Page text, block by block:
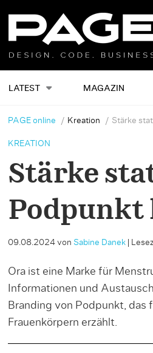
LATEST MAGAZIN
PAGE online Kreation Stärke
KREATION
Stärke
Podpunkt
09.08.2024 von Sabine Danek|
Ora ist eine Marke für
Informationen und
Branding von Podpunkt, das
Frauenkörpern erzählt.